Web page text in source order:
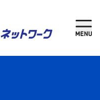
ご利用中の方